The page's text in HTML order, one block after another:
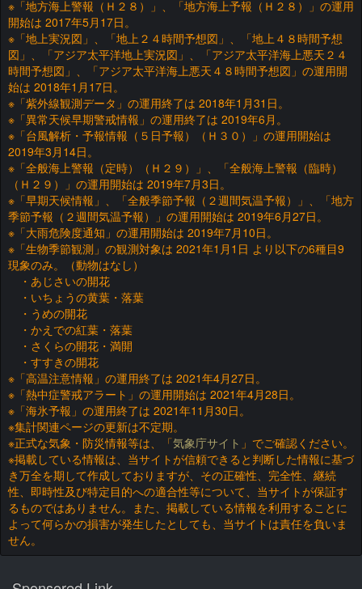
※「地方海上警報（Ｈ２８）」、「地方海上予報（Ｈ２８）」の運用
開始は 2017年5月17日。
※「地上実況図」、「地上２４時間予想図」、「地上４８時間予想
図」、「アジア太平洋地上実況図」、「アジア太平洋海上悪天２４
時間予想図」、「アジア太平洋海上悪天４８時間予想図」の運用開
始は 2018年1月17日。
※「紫外線観測データ」の運用終了は 2018年1月31日。
※「異常天候早期警戒情報」の運用終了は 2019年6月。
※「台風解析・予報情報（５日予報）（Ｈ３０）」の運用開始は
2019年3月14日。
※「全般海上警報（定時）（Ｈ２９）」、「全般海上警報（臨時）
（Ｈ２９）」の運用開始は 2019年7月3日。
※「早期天候情報」、「全般季節予報（２週間気温予報）」、「地方
季節予報（２週間気温予報）」の運用開始は 2019年6月27日。
※「大雨危険度通知」の運用開始は 2019年7月10日。
※「生物季節観測」の観測対象は 2021年1月1日 より以下の6種目9
現象のみ。（動物はなし）
・あじさいの開花
・いちょうの黄葉・落葉
・うめの開花
・かえでの紅葉・落葉
・さくらの開花・満開
・すすきの開花
※「高温注意情報」の運用終了は 2021年4月27日。
※「熱中症警戒アラート」の運用開始は 2021年4月28日。
※「海氷予報」の運用終了は 2021年11月30日。
※集計関連ページの更新は不定期。
※正式な気象・防災情報等は、「気象庁サイト 」でご確認ください。
※掲載している情報は、当サイトが信頼できると判断した情報に基づ
き万全を期して作成しておりますが、その正確性、完全性、継続
性、即時性及び特定目的への適合性等について、当サイトが保証す
るものではありません。また、掲載している情報を利用することに
よって何らかの損害が発生したとしても、当サイトは責任を負いま
せん。